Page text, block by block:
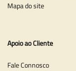
Mapa do site
Apoio ao Cliente
Fale Connosco